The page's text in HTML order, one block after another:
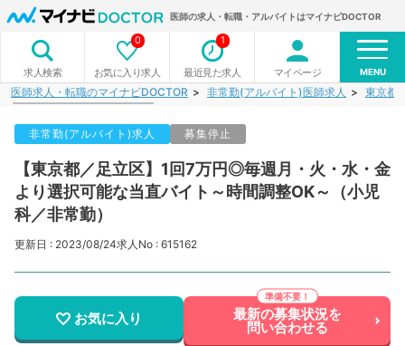
医師の求人・転職・アルバイトはマイナビDOCTOR
求人検索 お気に入り求人
0
最近見た求人
1
マイページ MENU
医師求人・転職のマイナビDOCTOR 非常勤(アルバイト)医師求人 東京都
非常勤(アルバイト)求人 募集停止
【東京都／足立区】1回7万円◎毎週月・火・水・金
より選択可能な当直バイト～時間調整OK～（小児
科／非常勤）
更新日 : 2023/08/24求人No : 615162
お気に入り 最新の募集状況を
問い合わせる